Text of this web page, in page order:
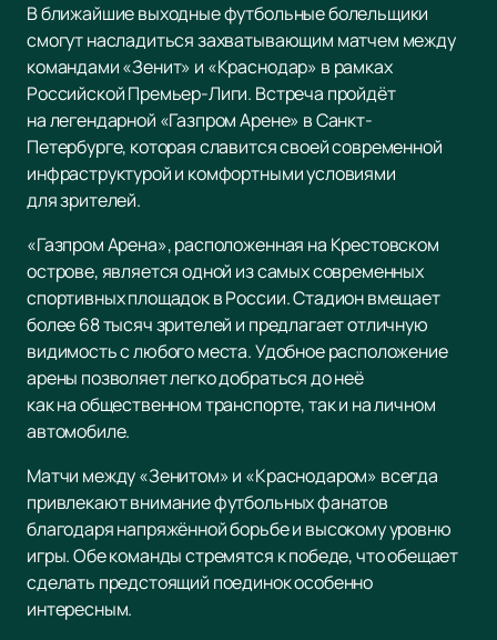
В ближайшие выходные футбольные болельщики
смогут насладиться захватывающим матчем между
командами «Зенит» и «Краснодар» в рамках
Российской Премьер-Лиги. Встреча пройдёт
на легендарной «Газпром Арене» в Санкт-
Петербурге, которая славится своей современной
инфраструктурой и комфортными условиями
для зрителей.
«Газпром Арена», расположенная на Крестовском
острове, является одной из самых современных
спортивных площадок в России. Стадион вмещает
более 68 тысяч зрителей и предлагает отличную
видимость с любого места. Удобное расположение
арены позволяет легко добраться до неё
как на общественном транспорте, так и на личном
автомобиле.
Матчи между «Зенитом» и «Краснодаром» всегда
привлекают внимание футбольных фанатов
благодаря напряжённой борьбе и высокому уровню
игры. Обе команды стремятся к победе, что обещает
сделать предстоящий поединок особенно
интересным.